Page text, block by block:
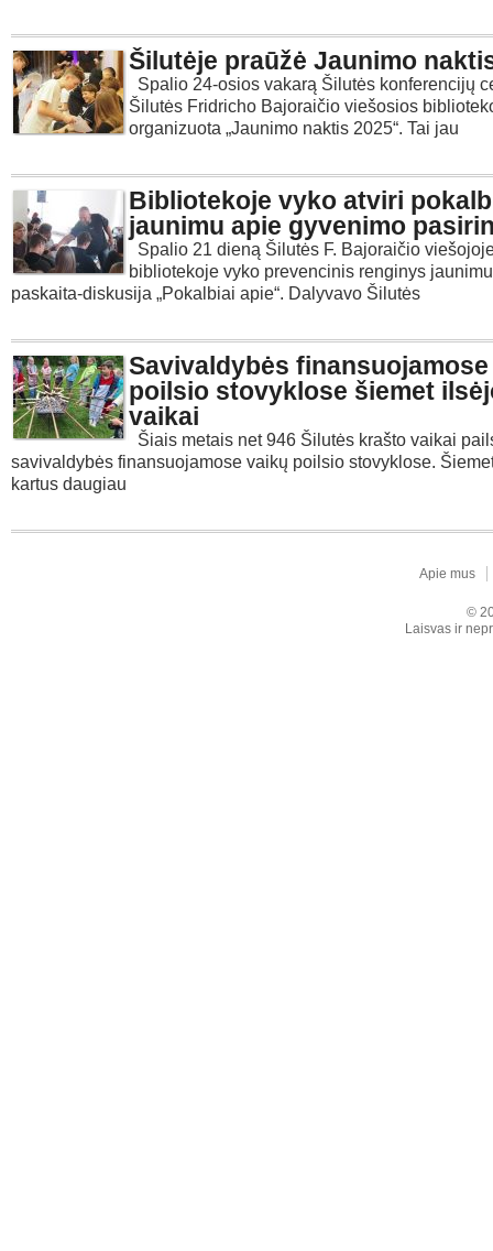
Šilutėje praūžė Jaunimo
Spalio 24-osios vakarą Šilutės konferencijų
Šilutės Fridricho Bajoraičio viešosios
organizuota „Jaunimo naktis 2025“. Tai jau
Bibliotekoje vyko atviri
jaunimu apie gyvenimo
Spalio 21 dieną Šilutės F. Bajoraičio
bibliotekoje vyko prevencinis renginys
paskaita-diskusija „Pokalbiai apie“. Dalyvavo Šilutės
Savivaldybės
poilsio stovyklose šiemet
vaikai
Šiais metais net 946 Šilutės krašto vaikai
savivaldybės finansuojamose vaikų poilsio stovyklose.
kartus daugiau
Apie mus
©
Laisvas ir